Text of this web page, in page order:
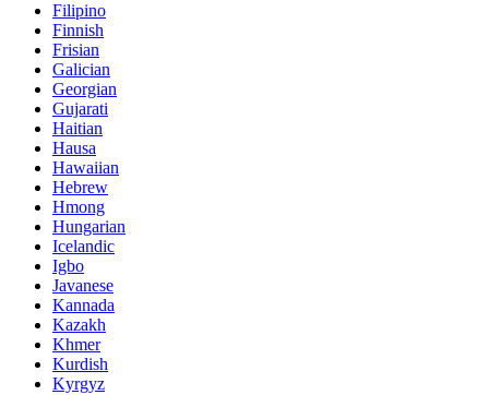
Filipino
Finnish
Frisian
Galician
Georgian
Gujarati
Haitian
Hausa
Hawaiian
Hebrew
Hmong
Hungarian
Icelandic
Igbo
Javanese
Kannada
Kazakh
Khmer
Kurdish
Kyrgyz